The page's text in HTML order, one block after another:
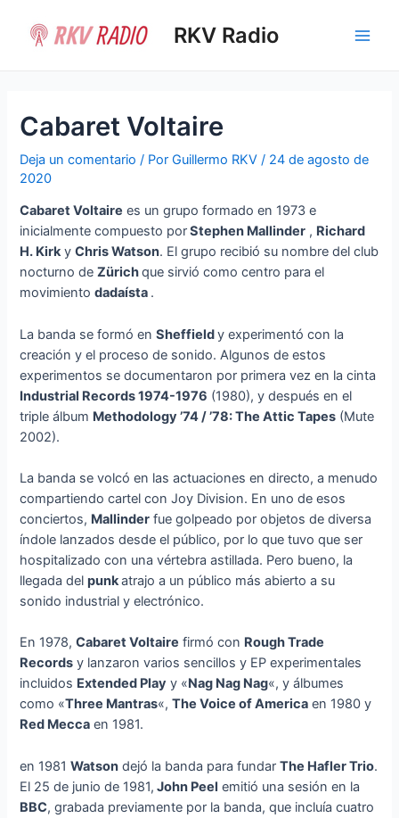
contenido
RKV Radio
Cabaret Voltaire
Deja un comentario / PorGuillermo RKV/ 24 de agosto de
2020
Cabaret Voltaire es un grupo formado en 1973 e
inicialmente compuesto porStephen Mallinder , Richard
H. KirkyChris Watson. El grupo recibió su nombre del club
nocturno deZürichque sirvió como centro para el
movimientodadaísta .
La banda se formó enSheffieldy experimentó con la
creación y el proceso de sonido. Algunos de estos
experimentos se documentaron por primera vez en la cinta
Industrial Records 1974-1976 (1980), y después en el
triple álbum Methodology ’74 / ’78: The Attic Tapes (Mute
2002).
La banda se volcó en las actuaciones en directo, a menudo
compartiendo cartel con Joy Division. En uno de esos
conciertos, Mallinder fue golpeado por objetos de diversa
índole lanzados desde el público, por lo que tuvo que ser
hospitalizado con una vértebra astillada. Pero bueno, la
llegada delpunkatrajo a un público más abierto a su
sonido industrial y electrónico.
En 1978,Cabaret Voltaire firmó con Rough Trade
Records y lanzaron varios sencillos y EP experimentales
incluidos Extended Play y «Nag Nag Nag«, y álbumes
como «Three Mantras«,The Voice of America en 1980 y
Red Mecca en 1981.
en 1981Watson dejó la banda para fundarThe Hafler Trio.
El 25 de junio de 1981, John Peel emitió una sesión en la
BBC, grabada previamente por la banda, que incluía cuatro